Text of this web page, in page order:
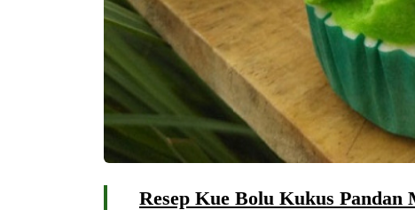
Resep Kue Bolu Kukus Pandan